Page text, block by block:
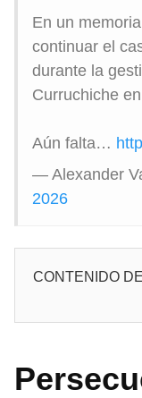
En un
continuar el
durante la
Curruchiche
Aún falta…
— Alexander
2026
CONTENIDO